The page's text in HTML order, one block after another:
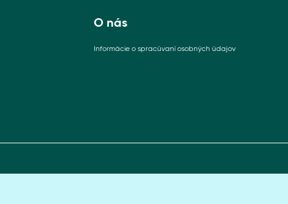
O nás
Informácie o spracúvaní osobných údajov